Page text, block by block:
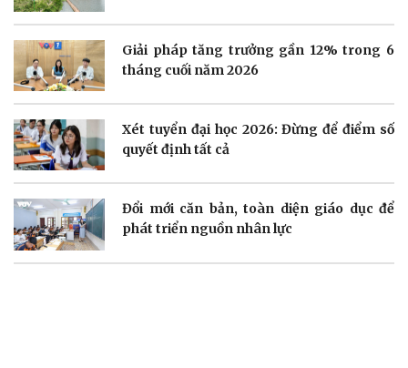
Sức khỏe
Dinh dưỡng - món ngon
Cây thuốc
Sản phụ khoa
Nhi khoa
Làm đẹp - giảm cân
Phòng mạch online
Ăn sạch sống khỏe
Blog
Tình yêu - Gia đình
Giải pháp tăng trưởng gần 12% trong 6
tháng cuối năm 2026
Xét tuyển đại học 2026: Đừng để điểm số
quyết định tất cả
Đổi mới căn bản, toàn diện giáo dục để
phát triển nguồn nhân lực